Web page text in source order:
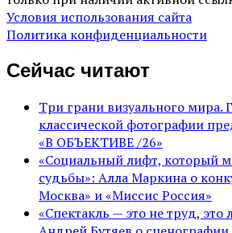
Условия использования сайта
Политика конфиденциальности
Сейчас читают
Три грани визуального мира.
классической фотографии
«В ОБЪЕКТИВЕ /26»
«Социальный лифт, который
судьбы»: Алла Маркина о
Москва» и «Миссис Россия»
«Спектакль — это не труд,